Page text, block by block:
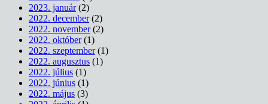
2023. január(2)
2022. december(2)
2022. november(2)
2022. október(1)
2022. szeptember(1)
2022. augusztus (1)
2022. július (1)
2022. június (1)
2022. május (3)